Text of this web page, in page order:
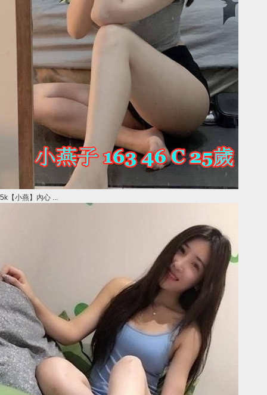
5k【小燕】內心 ...